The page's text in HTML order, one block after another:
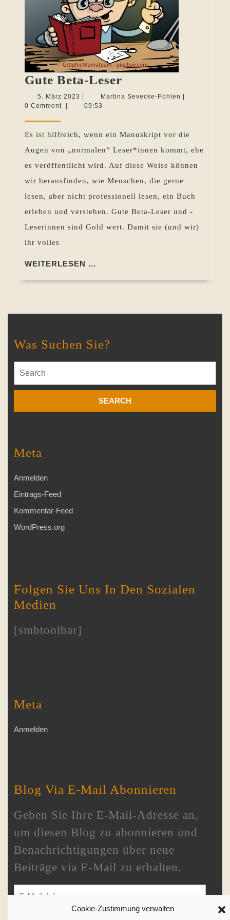
Cookie-Zustimmung verwalten
Gute Beta-Leser
Beta-
5. März 2023 5.
März
Martina Sevecke-Pohlen Martina
0 Comment
09:53
Es ist hilfreich, wenn ein Manuskript vor die
Augen von „normalen“ Leser*innen kommt, ehe
es veröffentlicht wird. Auf diese Weise können
wir herausfinden, wie Menschen, die gerne
lesen, aber nicht professionell lesen, ein Buch
erleben und verstehen. Gute Beta-Leser und -
Leserinnen sind Gold wert. Damit sie (und wir)
ihr volles
WEITERLESEN ...
Was Suchen Sie?
for:
Meta
Anmelden
Eintrags-Feed
Kommentar-Feed
WordPress.org
Folgen Sie Uns In Den Sozialen
Medien
[smbtoolbar]
Meta
Anmelden
Blog Via E-Mail Abonnieren
Geben Sie Ihre E-Mail-Adresse an,
um diesen Blog zu abonnieren und
Benachrichtigungen über neue
Beiträge via E-Mail zu erhalten.
E-Mail-Adresse